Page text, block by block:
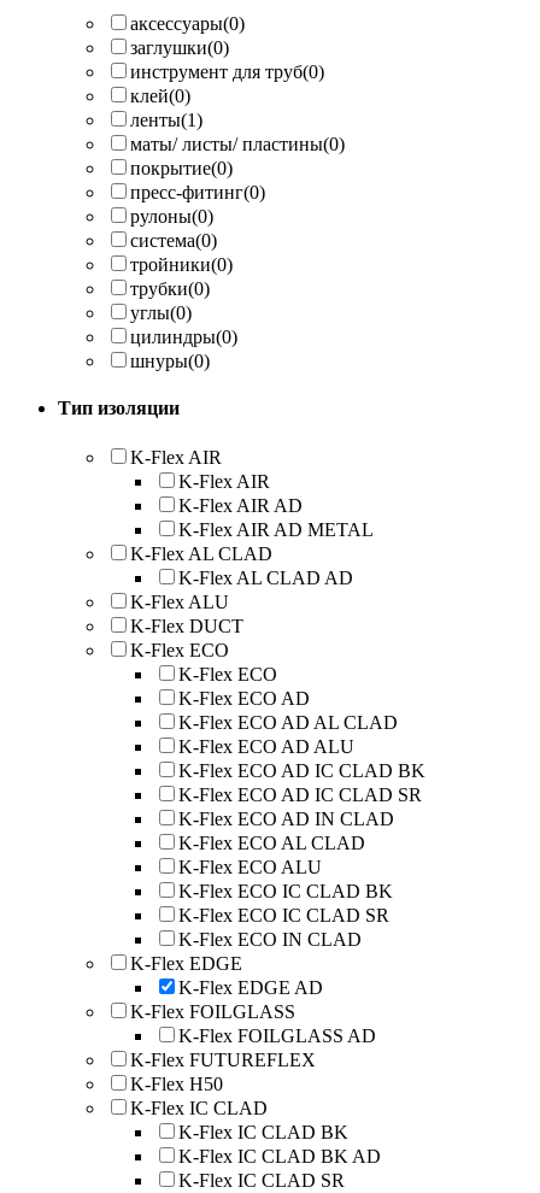
аксессуары(0)
заглушки(0)
инструмент для труб(0)
клей(0)
ленты(1)
маты/ листы/ пластины(0)
покрытие(0)
пресс-фитинг(0)
рулоны(0)
система(0)
тройники(0)
трубки(0)
углы(0)
цилиндры(0)
шнуры(0)
Тип изоляции
K-Flex AIR
K-Flex AIR
K-Flex AIR AD
K-Flex AIR AD METAL
K-Flex AL CLAD
K-Flex AL CLAD AD
K-Flex ALU
K-Flex DUCT
K-Flex ECO
K-Flex ECO
K-Flex ECO AD
K-Flex ECO AD AL CLAD
K-Flex ECO AD ALU
K-Flex ECO AD IC CLAD BK
K-Flex ECO AD IC CLAD SR
K-Flex ECO AD IN CLAD
K-Flex ECO AL CLAD
K-Flex ECO ALU
K-Flex ECO IC CLAD BK
K-Flex ECO IC CLAD SR
K-Flex ECO IN CLAD
K-Flex EDGE
K-Flex EDGE AD
K-Flex FOILGLASS
K-Flex FOILGLASS AD
K-Flex FUTUREFLEX
K-Flex H50
K-Flex IC CLAD
K-Flex IC CLAD BK
K-Flex IC CLAD BK AD
K-Flex IC CLAD SR